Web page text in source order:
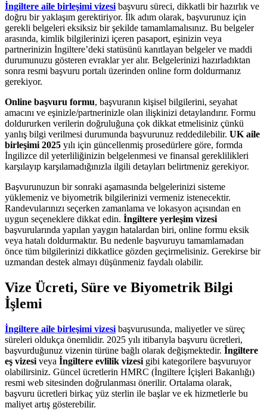
İngiltere aile birleşimi vizesi başvuru süreci, dikkatli bir hazırlık ve
doğru bir yaklaşım gerektiriyor. İlk adım olarak, başvurunuz için
gerekli belgeleri eksiksiz bir şekilde tamamlamalısınız. Bu belgeler
arasında, kimlik bilgilerinizi içeren pasaport, eşinizin veya
partnerinizin İngiltere’deki statüsünü kanıtlayan belgeler ve maddi
durumunuzu gösteren evraklar yer alır. Belgelerinizi hazırladıktan
sonra resmi başvuru portalı üzerinden online form doldurmanız
gerekiyor.
Online başvuru formu, başvuranın kişisel bilgilerini, seyahat
amacını ve eşinizle/partnerinizle olan ilişkinizi detaylandırır. Formu
doldururken verilerin doğruluğuna çok dikkat etmelisiniz çünkü
yanlış bilgi verilmesi durumunda başvurunuz reddedilebilir. UK aile
birleşimi 2025 yılı için güncellenmiş prosedürlere göre, formda
İngilizce dil yeterliliğinizin belgelenmesi ve finansal gereklilikleri
karşılayıp karşılamadığınızla ilgili detayları belirtmeniz gerekiyor.
Başvurunuzun bir sonraki aşamasında belgelerinizi sisteme
yüklemeniz ve biyometrik bilgilerinizi vermeniz istenecektir.
Randevularınızı seçerken zamanlama ve lokasyon açısından en
uygun seçeneklere dikkat edin. İngiltere yerleşim vizesi
başvurularında yapılan yaygın hatalardan biri, online formu eksik
veya hatalı doldurmaktır. Bu nedenle başvuruyu tamamlamadan
önce tüm bilgilerinizi dikkatlice gözden geçirmelisiniz. Gerekirse bir
uzmandan destek almayı düşünmeniz faydalı olabilir.
Vize Ücreti, Süre ve Biyometrik Bilgi
İşlemi
İngiltere aile birleşimi vizesi başvurusunda, maliyetler ve süreç
süreleri oldukça önemlidir. 2025 yılı itibarıyla başvuru ücretleri,
başvurduğunuz vizenin türüne bağlı olarak değişmektedir. İngiltere
eş vizesi veya İngiltere evlilik vizesi gibi kategorilere başvuruyor
olabilirsiniz. Güncel ücretlerin HMRC (İngiltere İçişleri Bakanlığı)
resmi web sitesinden doğrulanması önerilir. Ortalama olarak,
başvuru ücretleri birkaç yüz sterlin ile başlar ve ek hizmetlerle bu
maliyet artış gösterebilir.